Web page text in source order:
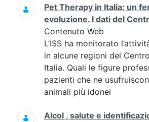
Pet Therapy in Italia: un
evoluzione. I dati del
Contenuto Web
L’ISS ha monitorato
in alcune regioni del
Italia. Quali le figure
pazienti che ne
animali più idonei
Alcol , salute e